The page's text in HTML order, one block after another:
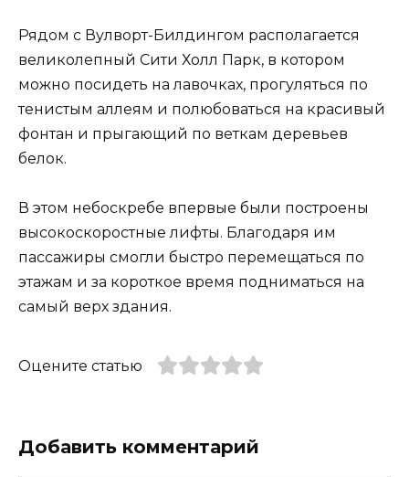
Рядом с Вулворт-Билдингом располагается
великолепный Сити Холл Парк, в котором
можно посидеть на лавочках, прогуляться по
тенистым аллеям и полюбоваться на красивый
фонтан и прыгающий по веткам деревьев
белок.
В этом небоскребе впервые были построены
высокоскоростные лифты. Благодаря им
пассажиры смогли быстро перемещаться по
этажам и за короткое время подниматься на
самый верх здания.
Оцените статью
Добавить комментарий